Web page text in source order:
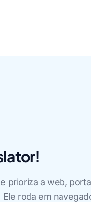
prioriza a web,
roda em